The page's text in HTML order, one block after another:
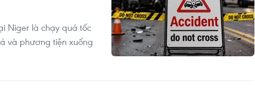
Niger là chạy quá tốc
và phương tiện xuống